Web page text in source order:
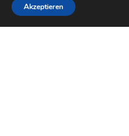
Akzeptieren